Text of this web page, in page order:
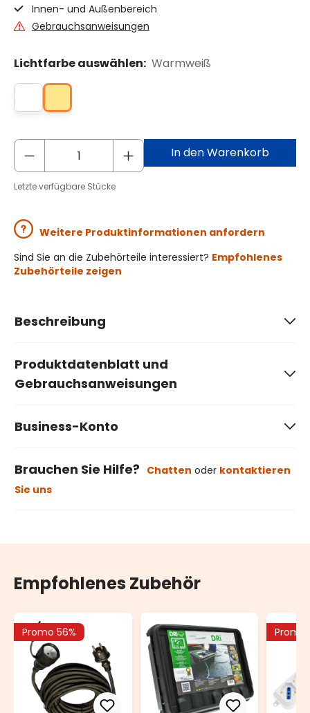
Innen- und Außenbereich
Gebrauchsanweisungen
Lichtfarbe auswählen: Warmweiß
In den Warenkorb
Letzte verfügbare Stücke
Weitere Produktinformationen anfordern
Sind Sie an die Zubehörteile interessiert? Empfohlenes
Zubehörteile zeigen
Beschreibung
Produktdatenblatt und
Gebrauchsanweisungen
Business-Konto
Brauchen Sie Hilfe? Chatten oder kontaktieren
Sie uns
Empfohlenes Zubehör
Promo 56% Promo